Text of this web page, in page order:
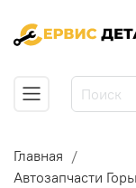
Главная
Автозапчасти